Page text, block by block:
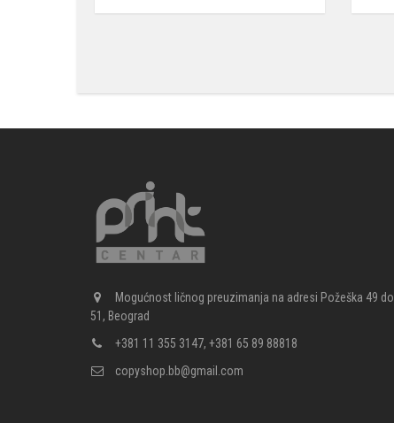
Mogućnost ličnog preuzimanja na adresi Požeška 49 do
51, Beograd
+381 11 355 3147, +381 65 89 88818
copyshop.bb@gmail.com